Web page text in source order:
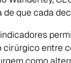
que cada
cirúrgico entre
como